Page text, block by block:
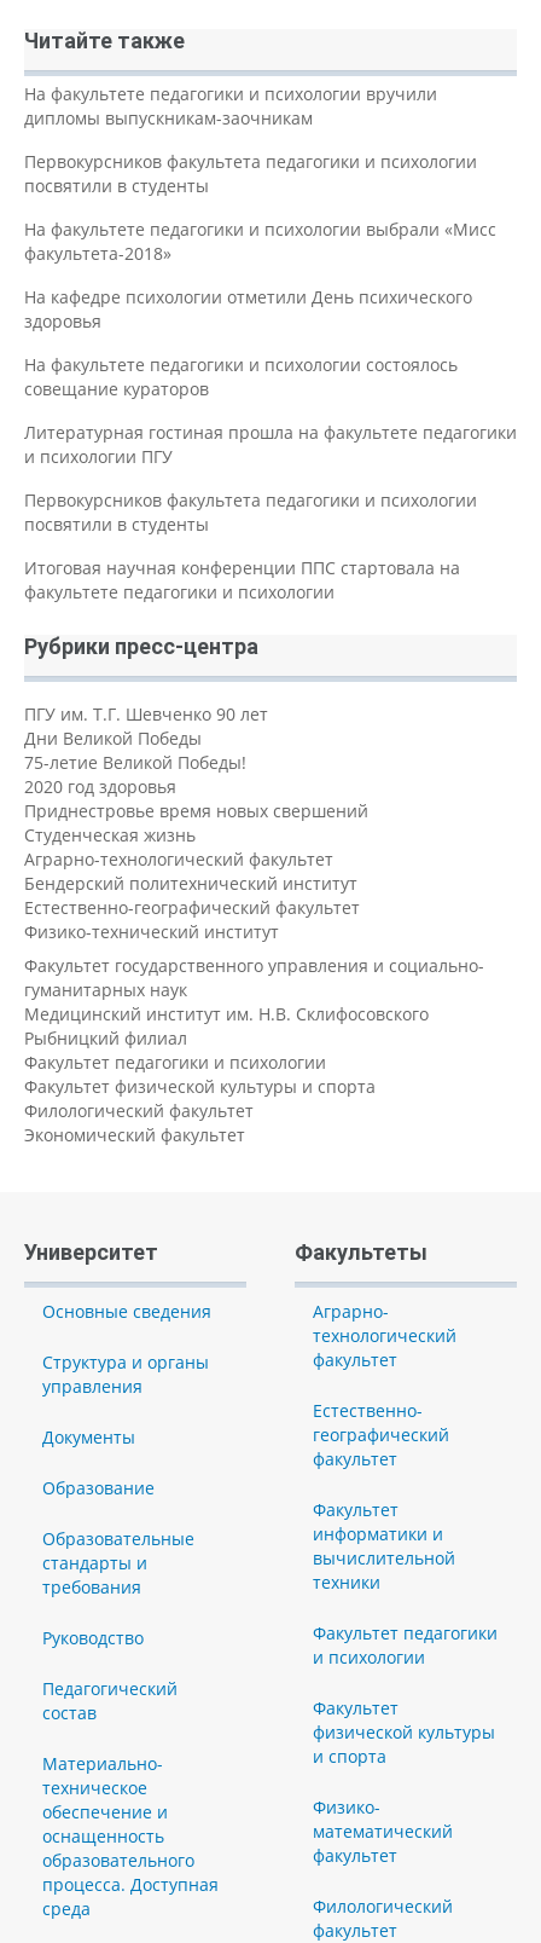
Читайте также
На факультете педагогики и психологии вручили
дипломы выпускникам-заочникам
Первокурсников факультета педагогики и психологии
посвятили в студенты
На факультете педагогики и психологии выбрали «Мисс
факультета-2018»
На кафедре психологии отметили День психического
здоровья
На факультете педагогики и психологии состоялось
совещание кураторов
Литературная гостиная прошла на факультете педагогики
и психологии ПГУ
Первокурсников факультета педагогики и психологии
посвятили в студенты
Итоговая научная конференции ППС стартовала на
факультете педагогики и психологии
Рубрики пресс-центра
ПГУ им. Т.Г. Шевченко 90 лет
Дни Великой Победы
75-летие Великой Победы!
2020 год здоровья
Приднестровье время новых свершений
Студенческая жизнь
Аграрно-технологический факультет
Бендерский политехнический институт
Естественно-географический факультет
Физико-технический институт
Факультет государственного управления и социально-
гуманитарных наук
Медицинский институт им. Н.В. Склифосовского
Рыбницкий филиал
Факультет педагогики и психологии
Факультет физической культуры и спорта
Филологический факультет
Экономический факультет
Университет
Основные сведения
Структура и органы
управления
Документы
Образование
Образовательные
стандарты и
требования
Руководство
Педагогический
состав
Материально-
техническое
обеспечение и
оснащенность
образовательного
процесса. Доступная
среда
Факультеты
Аграрно-
технологический
факультет
Естественно-
географический
факультет
Факультет
информатики и
вычислительной
техники
Факультет педагогики
и психологии
Факультет
физической культуры
и спорта
Физико-
математический
факультет
Филологический
факультет